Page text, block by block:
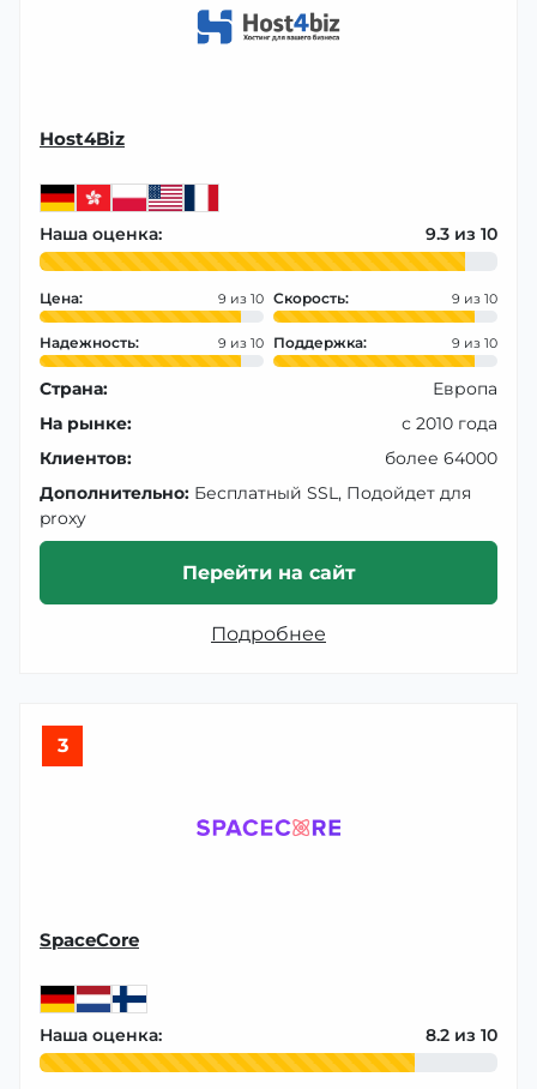
Host4Biz
Наша оценка: 9.3
Цена: 9 Скорость: 9
Надежность: 9 Поддержка: 9
Страна:
Европа
На рынке:
с 2010 года
Клиентов:
более 64000
Дополнительно: Бесплатный SSL, Подойдет для
proxy
Перейти на сайт
Подробнее
3
SpaceCore
Наша оценка: 8.2